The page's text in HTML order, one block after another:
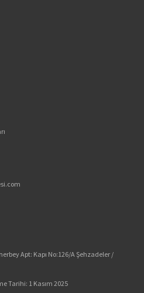
Apt: Kapı No:126/A Şehzadeler /
Tarihi: 1 Kasım 2025